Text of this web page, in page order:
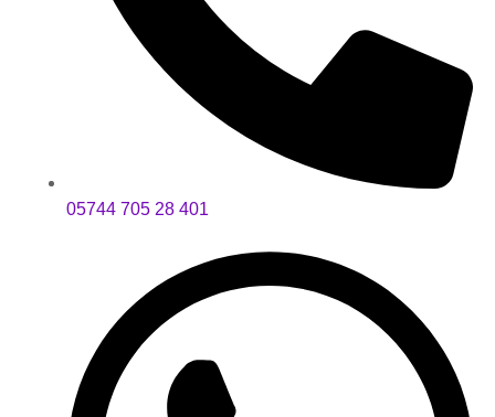
05744 705 28 401